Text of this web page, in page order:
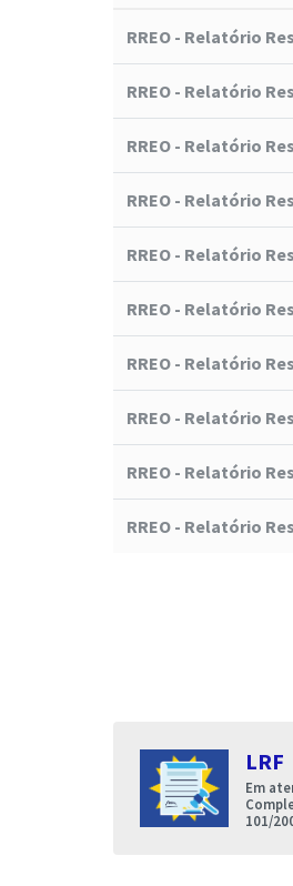
RREO - Relatório
RREO - Relatório
RREO - Relatório
RREO - Relatório
RREO - Relatório
RREO - Relatório
RREO - Relatório
RREO - Relatório
RREO - Relatório
RREO - Relatório
LRF
Em
101/